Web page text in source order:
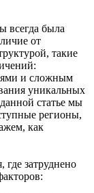
всегда была
от
такие
и сложным
уникальных
статье мы
регионы,
как
затруднено